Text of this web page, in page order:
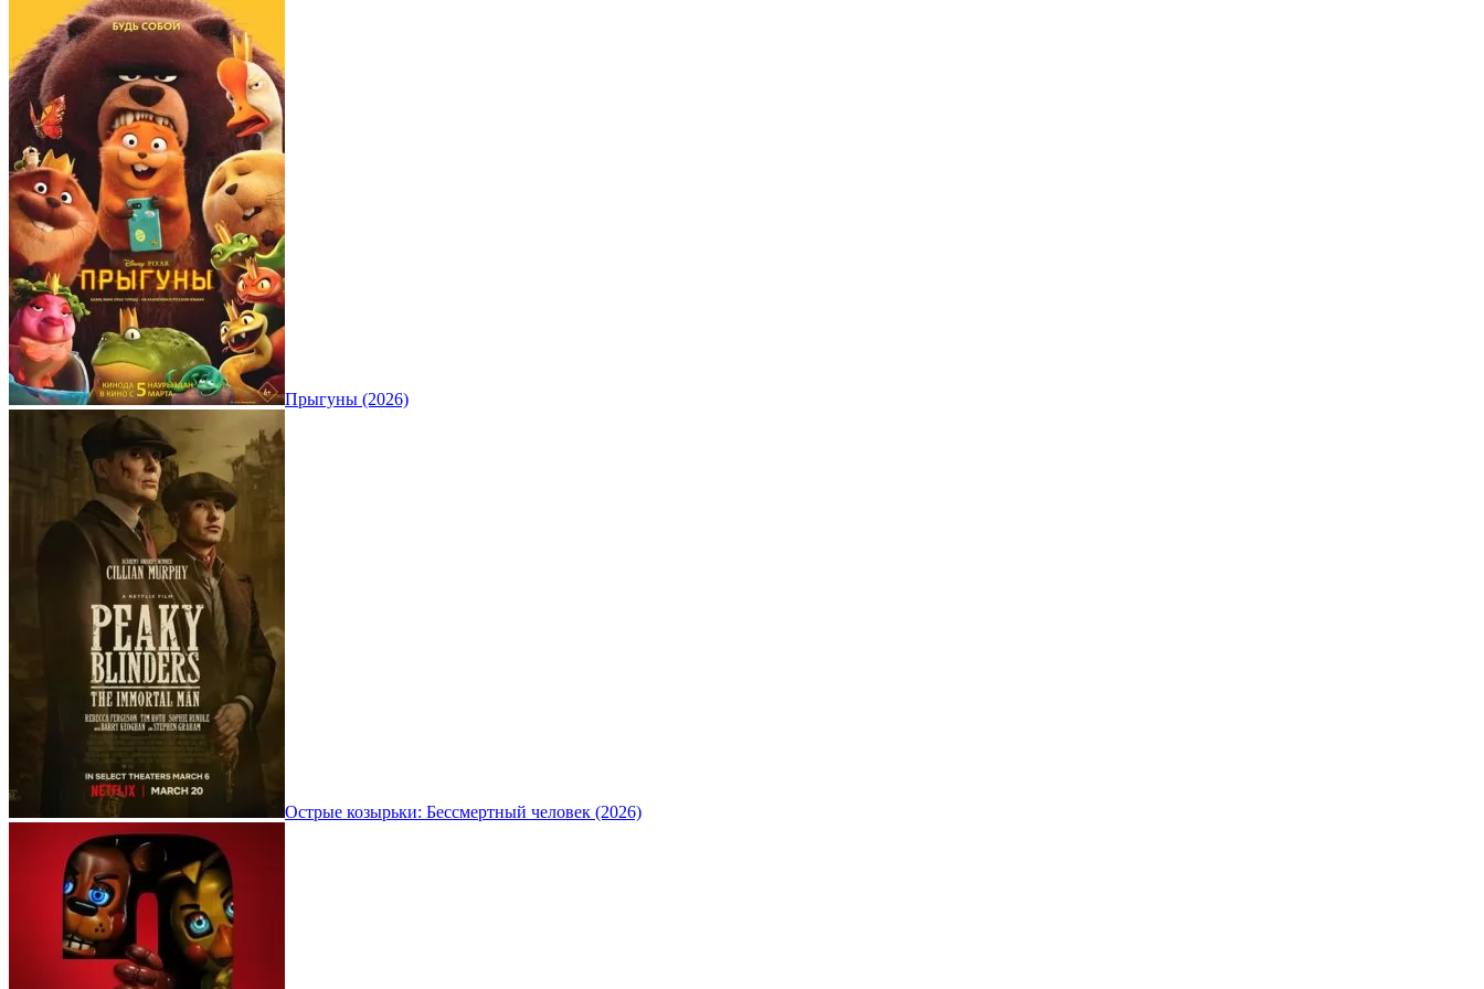
Прыгуны (2026)
Острые козырьки: Бессмертный человек (2026)